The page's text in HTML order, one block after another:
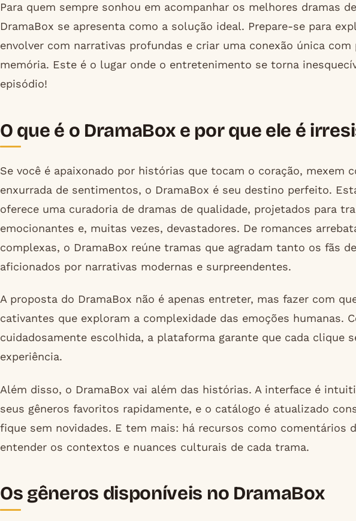
Para quem sempre sonhou em acompanhar os melhores dramas
DramaBox se apresenta como a solução ideal. Prepare-se para
envolver com narrativas profundas e criar uma conexão única
memória. Este é o lugar onde o entretenimento se torna
episódio!
O que é o DramaBox e por que ele é
Se você é apaixonado por histórias que tocam o coração, mexem
enxurrada de sentimentos, o DramaBox é seu destino perfeito.
oferece uma curadoria de dramas de qualidade, projetados para
emocionantes e, muitas vezes, devastadores. De romances
complexas, o DramaBox reúne tramas que agradam tanto os fãs
aficionados por narrativas modernas e surpreendentes.
A proposta do DramaBox não é apenas entreter, mas fazer com
cativantes que exploram a complexidade das emoções humanas.
cuidadosamente escolhida, a plataforma garante que cada clique
experiência.
Além disso, o DramaBox vai além das histórias. A interface é
seus gêneros favoritos rapidamente, e o catálogo é atualizado
fique sem novidades. E tem mais: há recursos como comentários
entender os contextos e nuances culturais de cada trama.
Os gêneros disponíveis no DramaBox